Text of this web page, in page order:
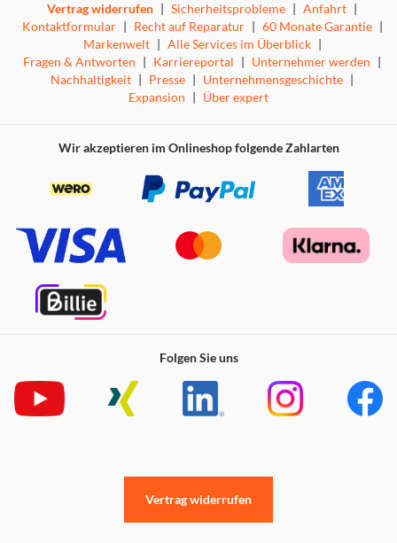
Vertrag widerrufen | Sicherheitsprobleme | Anfahrt |
Kontaktformular | Recht auf Reparatur | 60 Monate Garantie |
Markenwelt | Alle Services im Überblick |
Fragen & Antworten | Karriereportal | Unternehmer werden |
Nachhaltigkeit | Presse | Unternehmensgeschichte |
Expansion | Über expert
Wir akzeptieren im Onlineshop folgende Zahlarten
Folgen Sie uns
Vertrag widerrufen